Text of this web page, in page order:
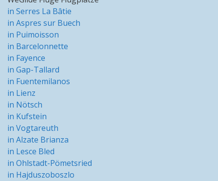
in Serres La Bâtie
in Aspres sur Buech
in Puimoisson
in Barcelonnette
in Fayence
in Gap-Tallard
in Fuentemilanos
in Lienz
in Nötsch
in Kufstein
in Vogtareuth
in Alzate Brianza
in Lesce Bled
in Ohlstadt-Pömetsried
in Hajduszoboszlo